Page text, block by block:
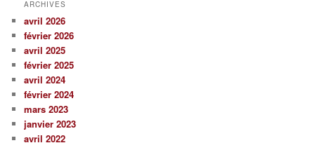
ARCHIVES
avril 2026
février 2026
avril 2025
février 2025
avril 2024
février 2024
mars 2023
janvier 2023
avril 2022